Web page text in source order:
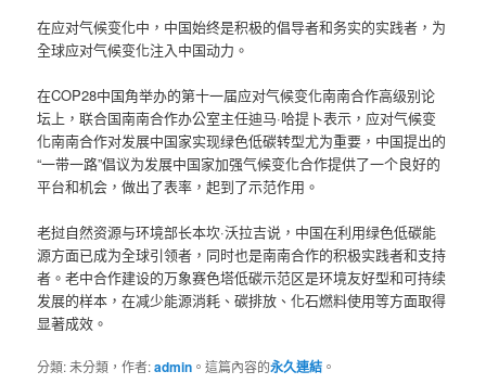
在应对气候变化中，中国始终是积极的倡导者和务实的实践者，为
全球应对气候变化注入中国动力。
在COP28中国角举办的第十一届应对气候变化南南合作高级别论
坛上，联合国南南合作办公室主任迪马·哈提卜表示，应对气候变
化南南合作对发展中国家实现绿色低碳转型尤为重要，中国提出的
“一带一路”倡议为发展中国家加强气候变化合作提供了一个良好的
平台和机会，做出了表率，起到了示范作用。
老挝自然资源与环境部长本坎·沃拉吉说，中国在利用绿色低碳能
源方面已成为全球引领者，同时也是南南合作的积极实践者和支持
者。老中合作建设的万象赛色塔低碳示范区是环境友好型和可持续
发展的样本，在减少能源消耗、碳排放、化石燃料使用等方面取得
显著成效。
分類: 未分類，作者:admin 。這篇內容的永久連結 。